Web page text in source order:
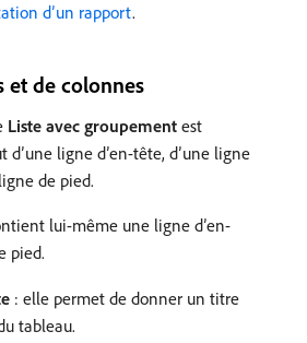
dʼun rapport.
et de colonnes
Liste avec groupement est
d’une ligne d’en-tête, d’une ligne
de pied.
lui-même une ligne d’en-
pied.
: elle permet de donner un titre
tableau.